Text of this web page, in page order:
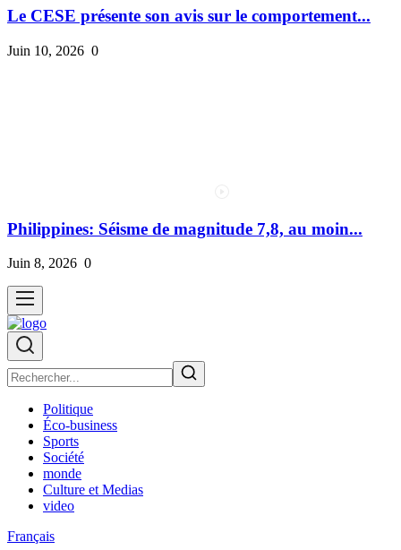
Le CESE présente son avis sur le comportement...
Juin 10, 2026 0
Philippines: Séisme de magnitude 7,8, au moin...
Juin 8, 2026 0
Politique
Éco-business
Sports
Société
monde
Culture et Medias
video
Français